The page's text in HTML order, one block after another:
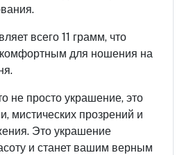
всего 11 грамм, что
комфортным для ношения на
не просто украшение, это
мистических прозрений и
Это украшение
и станет вашим верным